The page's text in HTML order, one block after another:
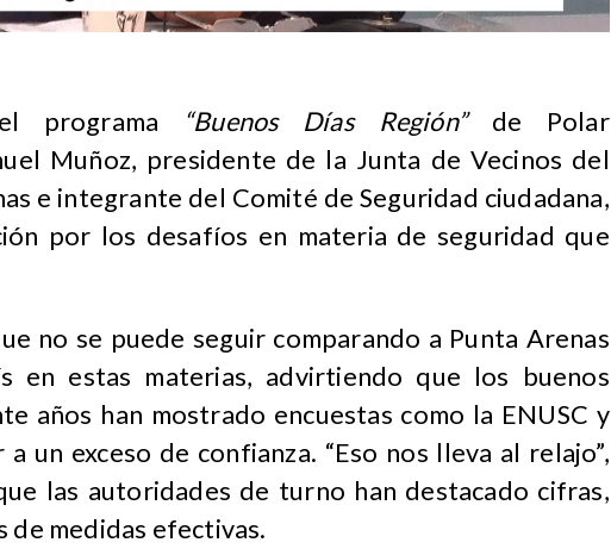
programa “Buenos Días Región”de Polar
Muñoz, presidente de la Junta de Vecinos del
e integrante del Comité de Seguridad ciudadana,
por los desafíos en materia de seguridad que
no se puede seguir comparando a Punta Arenas
en estas materias, advirtiendo que los buenos
años han mostrado encuestas como la ENUSC y
un exceso de confianza. “Eso nos lleva al relajo”,
las autoridades de turno han destacado cifras,
de medidas efectivas.